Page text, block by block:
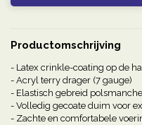
Productomschrijving
- Latex crinkle-coating op de
- Acryl terry drager (7 gauge)
- Elastisch gebreid
- Volledig gecoate duim voor
- Zachte en comfortabele